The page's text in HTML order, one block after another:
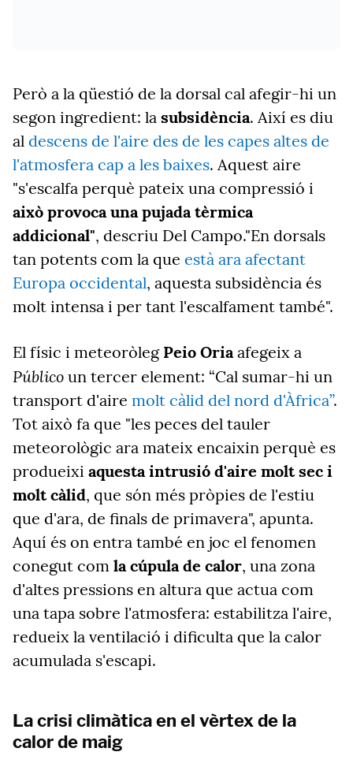
Però a la qüestió de la dorsal cal afegir-hi un
segon ingredient: la subsidència. Així es diu
al descens de l'aire des de les capes altes de
l'atmosfera cap a les baixes. Aquest aire
"s'escalfa perquè pateix una compressió i
això provoca una pujada tèrmica
addicional", descriu Del Campo."En dorsals
tan potents com la que està ara afectant
Europa occidental, aquesta subsidència és
molt intensa i per tant l'escalfament també".
El físic i meteoròleg Peio Oriaafegeix a
Público un tercer element: “Cal sumar-hi un
transport d'aire molt càlid del nord d'Àfrica”.
Tot això fa que "les peces del tauler
meteorològic ara mateix encaixin perquè es
produeixi aquesta intrusió d'aire molt sec i
molt càlid, que són més pròpies de l'estiu
que d'ara, de finals de primavera", apunta.
Aquí és on entra també en joc el fenomen
conegut com la cúpula de calor, una zona
d'altes pressions en altura que actua com
una tapa sobre l'atmosfera: estabilitza l'aire,
redueix la ventilació i dificulta que la calor
acumulada s'escapi.
La crisi climàtica en el vèrtex de la
calor de maig